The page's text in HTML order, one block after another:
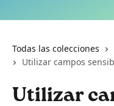
Todas las colecciones
Utilizar campos
Utilizar